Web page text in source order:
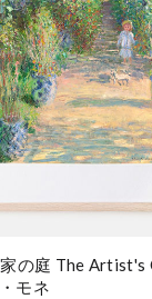
の庭 The Artist's
モネ